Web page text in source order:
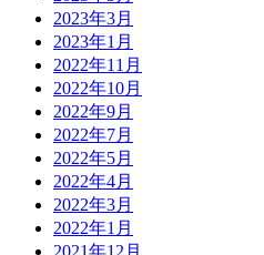
2023年3月
2023年1月
2022年11月
2022年10月
2022年9月
2022年7月
2022年5月
2022年4月
2022年3月
2022年1月